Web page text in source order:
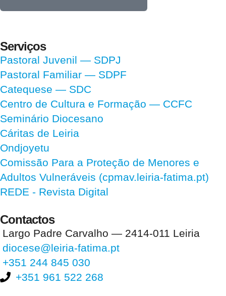
Serviços
Pastoral Juvenil — SDPJ
Pastoral Familiar — SDPF
Catequese — SDC
Centro de Cultura e Formação — CCFC
Seminário Diocesano
Cáritas de Leiria
Ondjoyetu
Comissão Para a Proteção de Menores e
Adultos Vulneráveis (cpmav.leiria-fatima.pt)
REDE - Revista Digital
Contactos
Largo Padre Carvalho — 2414-011 Leiria
diocese@leiria-fatima.pt
+351 244 845 030
+351 961 522 268